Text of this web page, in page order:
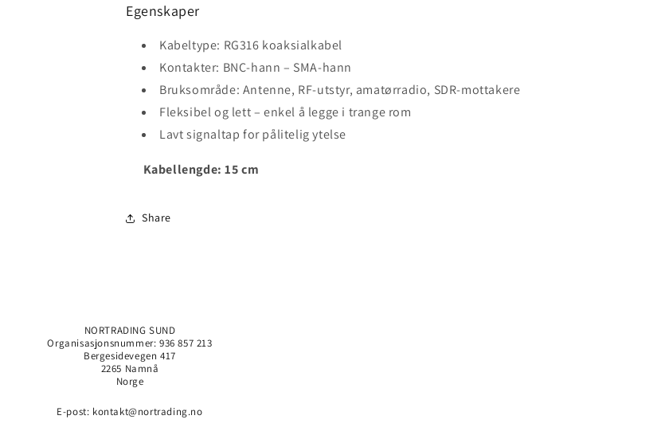
Egenskaper
Kabeltype: RG316 koaksialkabel
Kontakter: BNC-hann – SMA-hann
Bruksområde: Antenne, RF-utstyr, amatørradio, SDR-mottakere
Fleksibel og lett – enkel å legge i trange rom
Lavt signaltap for pålitelig ytelse
Kabellengde: 15 cm
Share
NORTRADING SUND
Organisasjonsnummer: 936 857 213
Bergesidevegen 417
2265 Namnå
Norge
E-post: kontakt@nortrading.no